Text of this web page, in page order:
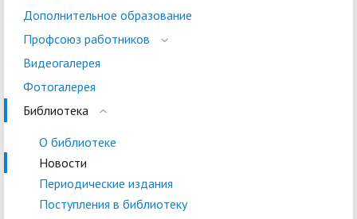
Дополнительное образование
Профсоюз работников
Видеогалерея
Фотогалерея
Библиотека
О библиотеке
Новости
Периодические издания
Поступления в библиотеку